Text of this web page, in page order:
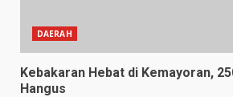
DAERAH
Kebakaran Hebat di Kemayoran,
Hangus